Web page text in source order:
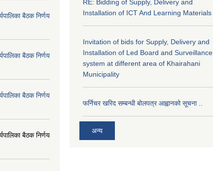
बैठक निर्णय
बैठक निर्णय
बैठक निर्णय
बैठक निर्णय
RE: Bidding of Supply, Delivery and
Installation of ICT And Learning Materials
Invitation of bids for Supply, Delivery and
Installation of Led Board and Surveillance
system at different area of Khairahani
Municipality
फर्निचर खरिद सम्बन्धी बोलपत्र आह्वानको सूचना ..
अन्य